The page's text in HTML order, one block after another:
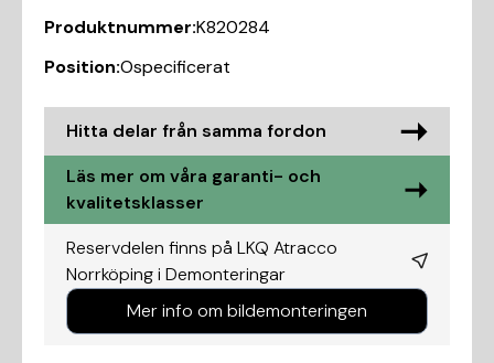
Produktnummer:K820284
Position:Ospecificerat
Hitta delar från samma fordon
Läs mer om våra garanti- och
kvalitetsklasser
Reservdelen finns på LKQ Atracco
Norrköping i Demonteringar
Mer info om bildemonteringen